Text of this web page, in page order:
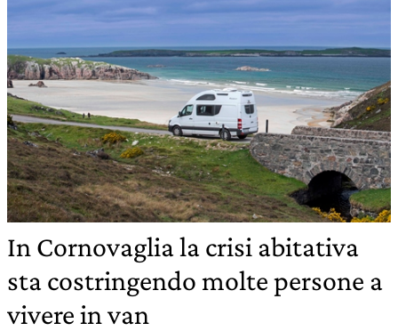
In Cornovaglia la crisi abitativa
sta costringendo molte persone a
vivere in van